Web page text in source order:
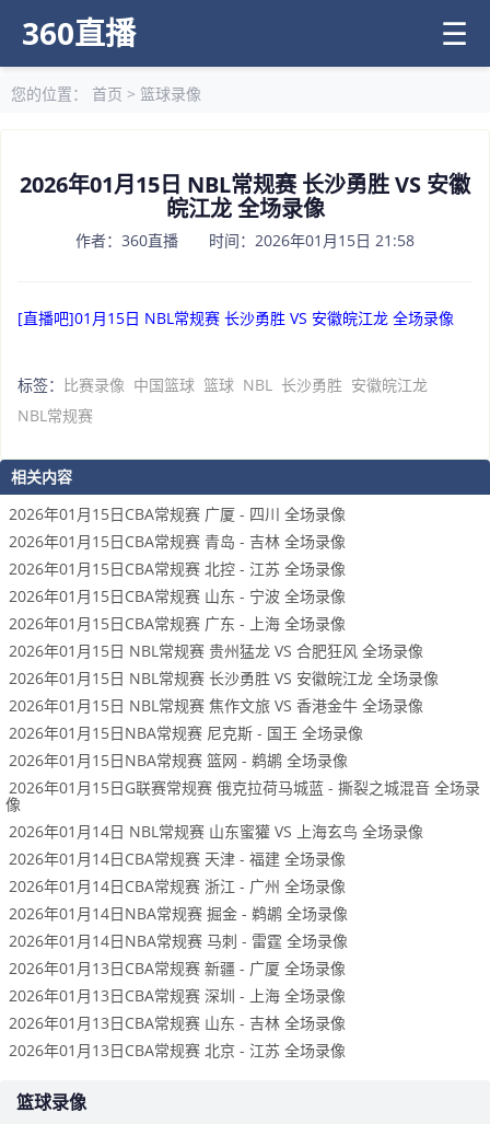
360直播 ☰
您的位置： 首页 > 篮球录像
2026年01月15日 NBL常规赛 长沙勇胜 VS 安徽
皖江龙 全场录像
作者：360直播 时间：2026年01月15日 21:58
[直播吧]01月15日 NBL常规赛 长沙勇胜 VS 安徽皖江龙 全场录像
标签： 比赛录像 中国篮球 篮球 NBL 长沙勇胜 安徽皖江龙
NBL常规赛
相关内容
2026年01月15日CBA常规赛 广厦 - 四川 全场录像
2026年01月15日CBA常规赛 青岛 - 吉林 全场录像
2026年01月15日CBA常规赛 北控 - 江苏 全场录像
2026年01月15日CBA常规赛 山东 - 宁波 全场录像
2026年01月15日CBA常规赛 广东 - 上海 全场录像
2026年01月15日 NBL常规赛 贵州猛龙 VS 合肥狂风 全场录像
2026年01月15日 NBL常规赛 长沙勇胜 VS 安徽皖江龙 全场录像
2026年01月15日 NBL常规赛 焦作文旅 VS 香港金牛 全场录像
2026年01月15日NBA常规赛 尼克斯 - 国王 全场录像
2026年01月15日NBA常规赛 篮网 - 鹈鹕 全场录像
2026年01月15日G联赛常规赛 俄克拉荷马城蓝 - 撕裂之城混音 全场录
像
2026年01月14日 NBL常规赛 山东蜜獾 VS 上海玄鸟 全场录像
2026年01月14日CBA常规赛 天津 - 福建 全场录像
2026年01月14日CBA常规赛 浙江 - 广州 全场录像
2026年01月14日NBA常规赛 掘金 - 鹈鹕 全场录像
2026年01月14日NBA常规赛 马刺 - 雷霆 全场录像
2026年01月13日CBA常规赛 新疆 - 广厦 全场录像
2026年01月13日CBA常规赛 深圳 - 上海 全场录像
2026年01月13日CBA常规赛 山东 - 吉林 全场录像
2026年01月13日CBA常规赛 北京 - 江苏 全场录像
篮球录像